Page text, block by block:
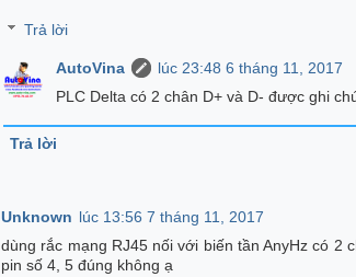
Trả lời
AutoVina
lúc 23:48 6 tháng 11, 2017
PLC Delta có 2 chân D+ và D- được ghi
Trả lời
Unknown lúc 13:56 7 tháng 11, 2017
dùng rắc mạng RJ45 nối với biến tần AnyHz có 2
pin số 4, 5 đúng không ạ